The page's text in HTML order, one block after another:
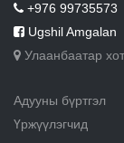
+976 99735573
Ugshil Amgalan
Улаанбаатар хот
Адууны бүртгэл
Үржүүлэгчид